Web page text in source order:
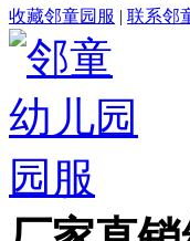
收藏邻童园服 | 联系邻